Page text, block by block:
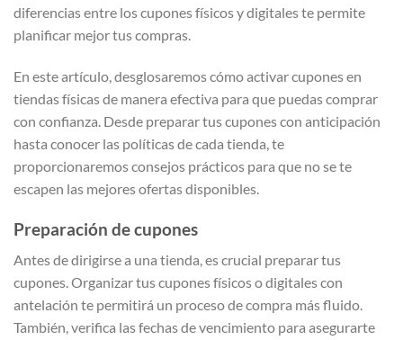
diferencias entre los cupones físicos y digitales te permite
planificar mejor tus compras.
En este artículo, desglosaremos cómo activar cupones en
tiendas físicas de manera efectiva para que puedas comprar
con confianza. Desde preparar tus cupones con anticipación
hasta conocer las políticas de cada tienda, te
proporcionaremos consejos prácticos para que no se te
escapen las mejores ofertas disponibles.
Preparación de cupones
Antes de dirigirse a una tienda, es crucial preparar tus
cupones. Organizar tus cupones físicos o digitales con
antelación te permitirá un proceso de compra más fluido.
También, verifica las fechas de vencimiento para asegurarte